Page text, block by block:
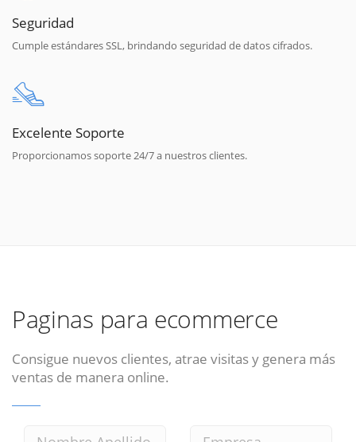
Seguridad
Cumple estándares SSL, brindando seguridad de datos cifrados.
Excelente Soporte
Proporcionamos soporte 24/7 a nuestros clientes.
Paginas para ecommerce
Consigue nuevos clientes, atrae visitas y genera más
ventas de manera online.